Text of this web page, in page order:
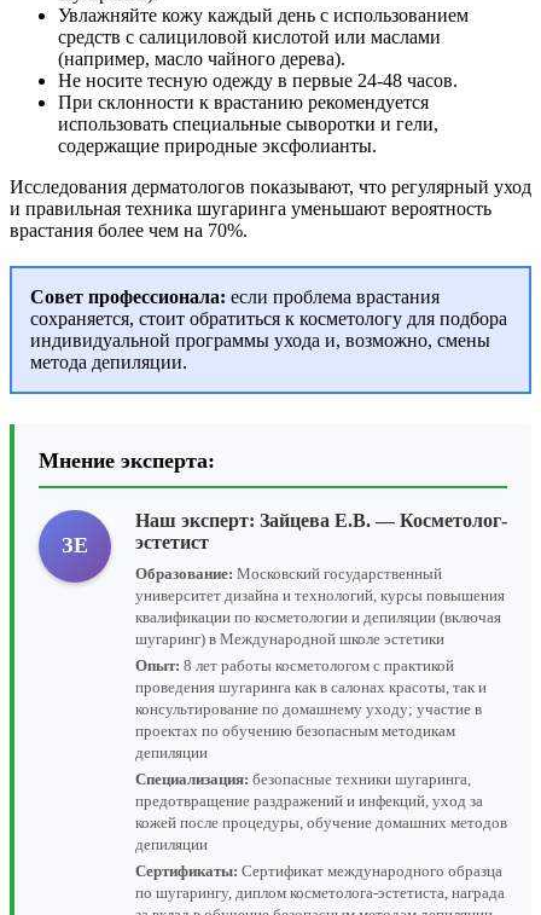
Увлажняйте кожу каждый день с использованием
средств с салициловой кислотой или маслами
(например, масло чайного дерева).
Не носите тесную одежду в первые 24-48 часов.
При склонности к врастанию рекомендуется
использовать специальные сыворотки и гели,
содержащие природные эксфолианты.
Исследования дерматологов показывают, что регулярный уход
и правильная техника шугаринга уменьшают вероятность
врастания более чем на 70%.
Совет профессионала: если проблема врастания
сохраняется, стоит обратиться к косметологу для подбора
индивидуальной программы ухода и, возможно, смены
метода депиляции.
Мнение эксперта:
ЗЕ
Наш эксперт: Зайцева Е.В. — Косметолог-
эстетист
Образование: Московский государственный
университет дизайна и технологий, курсы повышения
квалификации по косметологии и депиляции (включая
шугаринг) в Международной школе эстетики
Опыт: 8 лет работы косметологом с практикой
проведения шугаринга как в салонах красоты, так и
консультирование по домашнему уходу; участие в
проектах по обучению безопасным методикам
депиляции
Специализация: безопасные техники шугаринга,
предотвращение раздражений и инфекций, уход за
кожей после процедуры, обучение домашних методов
депиляции
Сертификаты: Сертификат международного образца
по шугарингу, диплом косметолога-эстетиста, награда